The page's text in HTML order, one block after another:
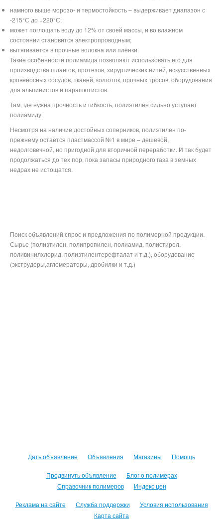
намного выше морозо- и термостойкость – выдерживает диапазон с
-215°С до +220°С;
может поглощать воду до 12% от своей массы, и во влажном
состоянии становится электропроводным;
вытягивается в прочные волокна или плёнки.
Такие особенности полиамида позволяют использовать его для
производства шлангов, протезов, хирургических нитей, искусственных
кровеносных сосудов, тканей, колготок, прочных тросов, оборудования
для альпинистов и парашютистов.
Там, где нужна прочность и гибкость, полиэтилен сильно уступает
полиамиду.
Несмотря на наличие достойных соперников, полиэтилен по-
прежнему остаётся пластмассой №1 в мире – дешёвой,
недолговечной, но пригодной для вторичной переработки. И так будет
продолжаться до тех пор, пока запасы природного газа в земных
недрах не истощатся.
Поиск объявлений спрос и предложения по полимерной продукции.
Сырье (полиэтилен, полипропилен, полиамид, полистирол,
поливинилхлорид, полиэтилентерефталат и т.д.), оборудование
(экструдеры,агломераторы, дробилки и т.д.)
Дать объявление Объявления Магазины Помощь
Продвинуть объявление
Блог о полимерах
Справочник полимеров
Индекс цен
Реклама на сайте Служба поддержки
Условия использования
Карта сайта